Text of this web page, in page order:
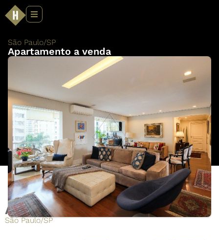
São Paulo/SP
Apartamento a venda
Apartamento a venda
São Paulo/SP